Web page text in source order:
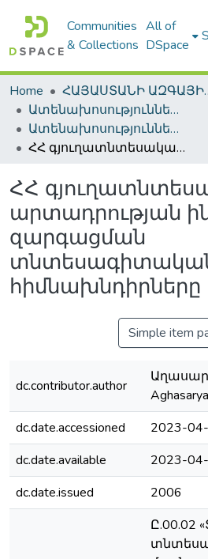
Communities
& Collections
All of
DSpace
Home
ՀԱՅԱՍՏԱՆԻ ԱԶԳԱՅԻՆ
Ատենախոսություններ և սեղմագրեր / Theses & Abstracts
Ատենախոսություններ և սեղմագրեր / Theses & Abstracts
ՀՀ գյուղատնտեսական արտադրության ինտենսիվ զարգացման տնտեսագիտական հիմնախնդիրները
ՀՀ
արտադրության
զարգացման
հիմնախնդիրները
Simple item
dc.contributor.author
dc.date.accessioned
2023-
dc.date.available
2023-
dc.date.issued
2006
Ը.00.02